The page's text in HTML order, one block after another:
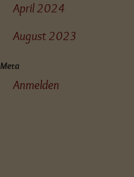
April 2024
August 2023
Meta
Anmelden